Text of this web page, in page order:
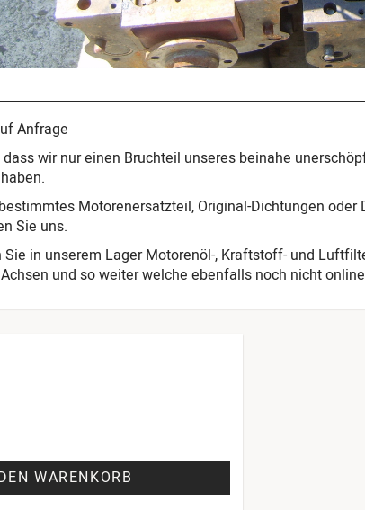
Anfrage
wir nur einen Bruchteil unseres beinahe
Motorenersatzteil, Original-Dichtungen
Sie uns.
in unserem Lager Motorenöl-, Kraftstoff- und
und so weiter welche ebenfalls noch nicht
WARENKORB